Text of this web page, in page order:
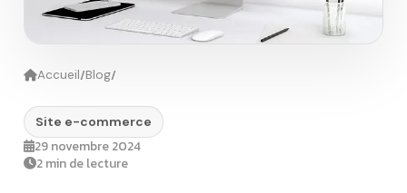
Accueil/Blog/
Site e-commerce
29 novembre 2024
2 min de lecture